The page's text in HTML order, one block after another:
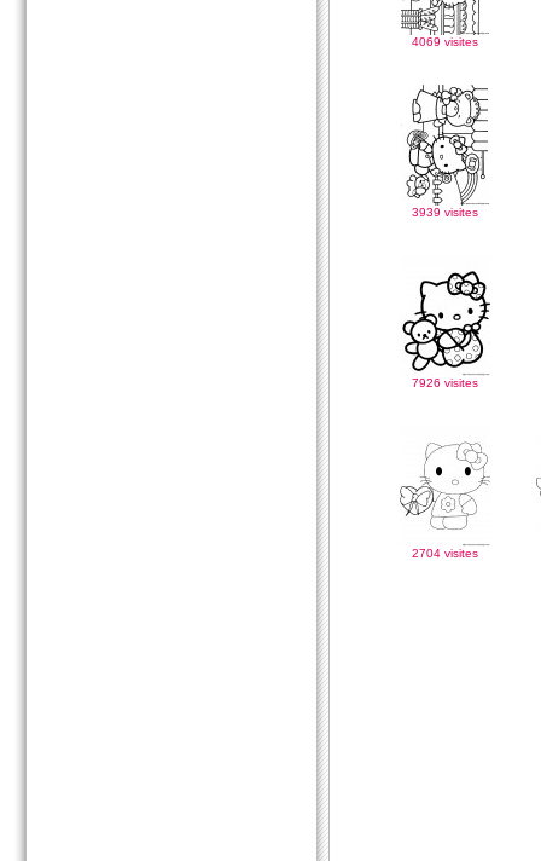
4069 visites
3939 visites
7926 visites
2704 visites